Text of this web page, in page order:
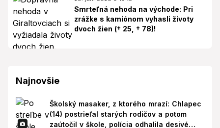
Smrteľná nehoda na východe: Pri
zrážke s kamiónom vyhasli životy
dvoch žien († 25, † 78)!
Najnovšie
Školský masaker, z ktorého mrazí: Chlapec
(14) postrieľal starých rodičov a potom
zaútočil v škole, polícia odhalila desivé